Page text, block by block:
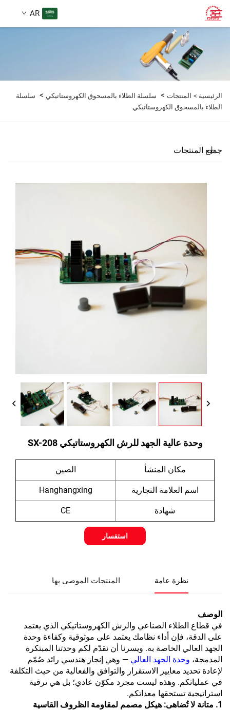
AR
الصفحة الرئيسية
المنتجات
من نحن
حالات
الرئيسية > المنتجات > سلسلة الطلاء بالمسحوق الكهروستاتيكي > سلسلة
الطلاء بالمسحوق الكهروستاتيكي
جميع المنتجات
وحدة عالية الجهد للرش الكهروستاتيكي SX-208
مكان المنشأ الصين
اسم العلامة التجارية Hanghangxing
شهادة CE
استفسار
نظرة عامة المنتجات الموصى بها
الوصف
في قطاع الطلاء الصناعي والرش الكهروستاتيكي الذي يعتمد
على الدقة، فإن أداء نظامك يعتمد على موثوقية وكفاءة وحدة
الجهد العالي الخاصة به. ويسرنا أن نقدّم لكم وحدتنا المبتكرة
المدمجة، وحدة الجهد العالي — وهي إنجاز هندسي رائد صُمّم
لإعادة تحديد معايير الاستقرار والتوافق والفعالية من حيث التكلفة
في عملياتكم. وهذه ليست مجرد مكوّن عادي؛ بل هي ترقية
استراتيجية تستحقها معداتكم.
1. متانة لا تُضاهى: هيكل مصمم لمقاومة الظروف القاسية